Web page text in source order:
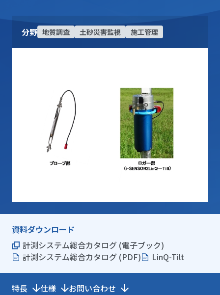
分野 地質調査 土砂災害監視 施工管理
資料ダウンロード
計測システム総合カタログ (電子ブック)
計測システム総合カタログ (PDF)
LinQ-Tilt
特長 仕様 お問い合わせ